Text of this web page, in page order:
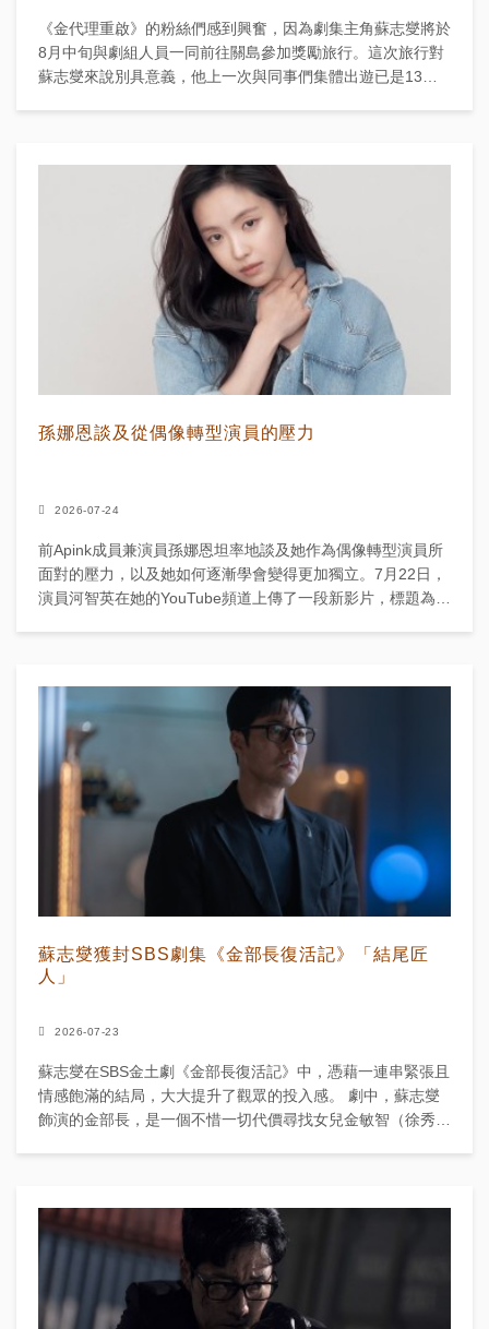
《金代理重啟》的粉絲們感到興奮，因為劇集主角蘇志燮將於
8月中旬與劇組人員一同前往關島參加獎勵旅行。這次旅行對
蘇志燮來說別具意義，他上一次與同事們集體出遊已是13年
孫娜恩談及從偶像轉型演員的壓力
2026-07-24
前Apink成員兼演員孫娜恩坦率地談及她作為偶像轉型演員所
面對的壓力，以及她如何逐漸學會變得更加獨立。7月22日，
演員河智英在她的YouTube頻道上傳了一段新影片，標題為
蘇志燮獲封SBS劇集《金部長復活記》「結尾匠
人」
2026-07-23
蘇志燮在SBS金土劇《金部長復活記》中，憑藉一連串緊張且
情感飽滿的結局，大大提升了觀眾的投入感。 劇中，蘇志燮
飾演的金部長，是一個不惜一切代價尋找女兒金敏智（徐秀敏